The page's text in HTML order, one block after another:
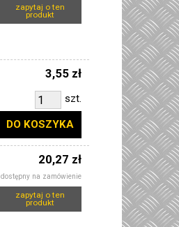
zapytaj o ten
produkt
3,55 zł
szt.
DO KOSZYKA
20,27 zł
dostępny na zamówienie
zapytaj o ten
produkt